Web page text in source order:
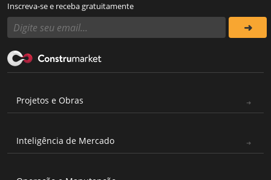
Inscreva-se e receba gratuitamente
Projetos e Obras
Inteligência de Mercado